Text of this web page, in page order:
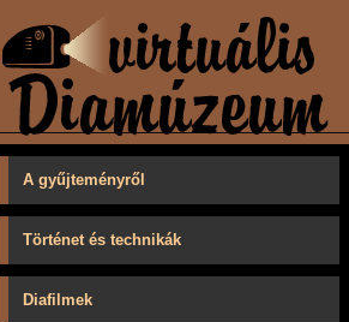
A gyűjteményről
Történet és technikák
Diafilmek